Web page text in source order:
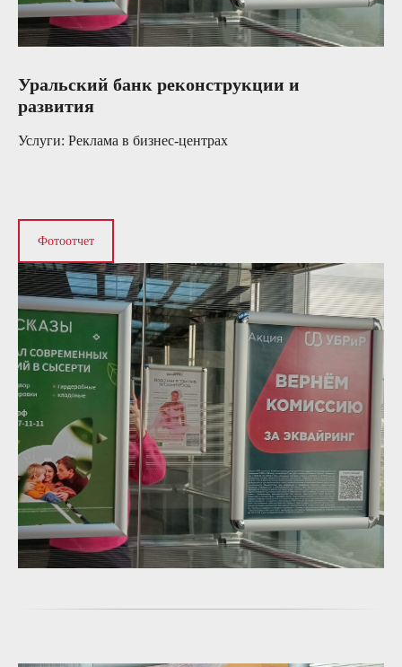
Уральский банк реконструкции и
развития
Услуги: Реклама в бизнес-центрах
Фотоотчет